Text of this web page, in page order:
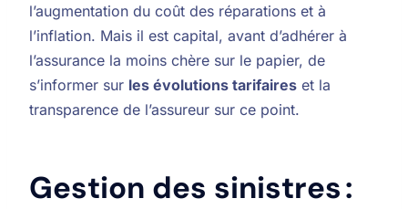
l’augmentation du coût des réparations et à
l’inflation. Mais il est capital, avant d’adhérer à
l’assurance la moins chère sur le papier, de
s’informer sur les évolutions tarifaires et la
transparence de l’assureur sur ce point.
Gestion des sinistres :